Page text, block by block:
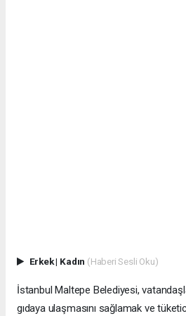
Erkek| Kadın (Haberi Sesli Oku)
İstanbul Maltepe Belediyesi,
gıdaya ulaşmasını sağlamak ve